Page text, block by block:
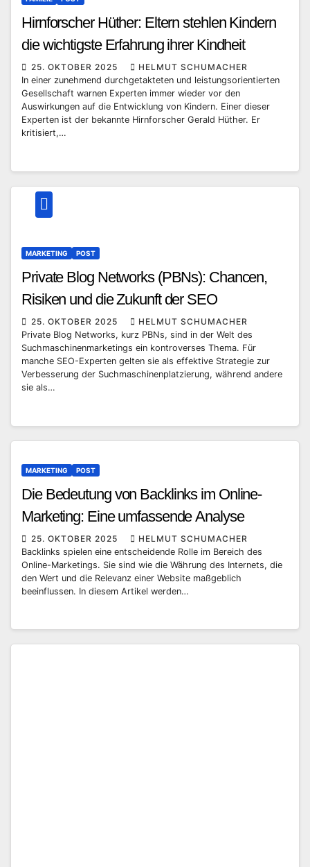
Hirnforscher Hüther: Eltern stehlen Kindern
die wichtigste Erfahrung ihrer Kindheit
25. OKTOBER 2025
HELMUT SCHUMACHER
In einer zunehmend durchgetakteten und leistungsorientierten
Gesellschaft warnen Experten immer wieder vor den
Auswirkungen auf die Entwicklung von Kindern. Einer dieser
Experten ist der bekannte Hirnforscher Gerald Hüther. Er
kritisiert,…
MARKETING POST
Private Blog Networks (PBNs): Chancen,
Risiken und die Zukunft der SEO
25. OKTOBER 2025
HELMUT SCHUMACHER
Private Blog Networks, kurz PBNs, sind in der Welt des
Suchmaschinenmarketings ein kontroverses Thema. Für
manche SEO-Experten gelten sie als effektive Strategie zur
Verbesserung der Suchmaschinenplatzierung, während andere
sie als…
MARKETING POST
Die Bedeutung von Backlinks im Online-
Marketing: Eine umfassende Analyse
25. OKTOBER 2025
HELMUT SCHUMACHER
Backlinks spielen eine entscheidende Rolle im Bereich des
Online-Marketings. Sie sind wie die Währung des Internets, die
den Wert und die Relevanz einer Website maßgeblich
beeinflussen. In diesem Artikel werden…